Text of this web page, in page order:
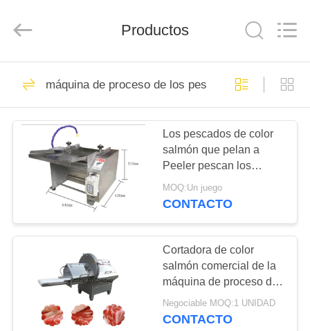
CASA
PRODUCTOS
ESPECTÁCULO
NOSOTROS
RECORRIDO
Jiuying
Food
máquina de la
elaboración de la
carne
255
Cortadora industrial
de la carne
213
Productos
máquina de proceso de los pescados
Los pescados de color
salmón que pelan a
Peeler pescan los
pedazos/minuto de la
capacidad de máquina
MOQ:Un juego
CONTACTO
Cortadora de color
salmón comercial de la
máquina de proceso de
los pescados con el
grueso ajustable
Negociable MOQ:1 UNIDAD
CONTACTO